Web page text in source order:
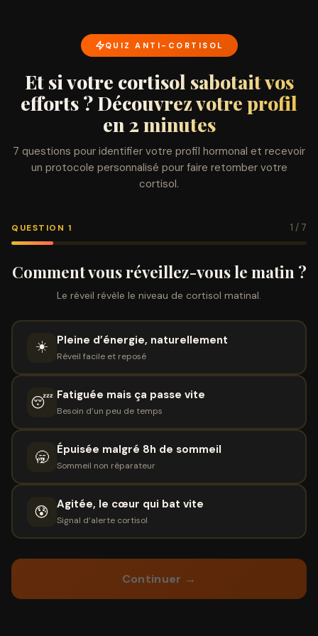
QUIZ ANTI-CORTISOL
Et si votre cortisol sabotait vos
efforts ? Découvrez votre profil
en 2 minutes
7 questions pour identifier votre profil hormonal et recevoir
un protocole personnalisé pour faire retomber votre
cortisol.
QUESTION 1 1 / 7
Comment vous réveillez-vous le matin ?
Le réveil révèle le niveau de cortisol matinal.
☀️ Pleine d’énergie, naturellement
Réveil facile et reposé
😴 Fatiguée mais ça passe vite
Besoin d’un peu de temps
🥱 Épuisée malgré 8h de sommeil
Sommeil non réparateur
😰 Agitée, le cœur qui bat vite
Signal d’alerte cortisol
Continuer →